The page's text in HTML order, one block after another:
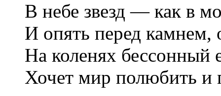
В небе звeзд — как в
И опять перед камнем,
На коленях бессонный
Хочет мир полюбить и